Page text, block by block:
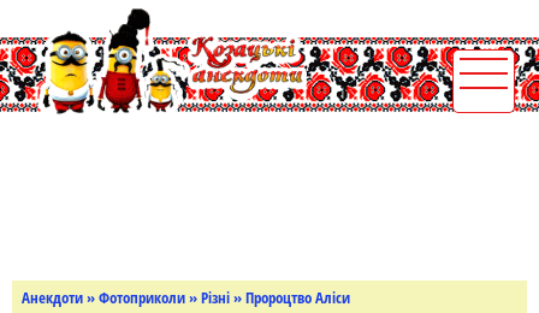
Анекдоти»Фотоприколи»Різні» Пророцтво Аліси